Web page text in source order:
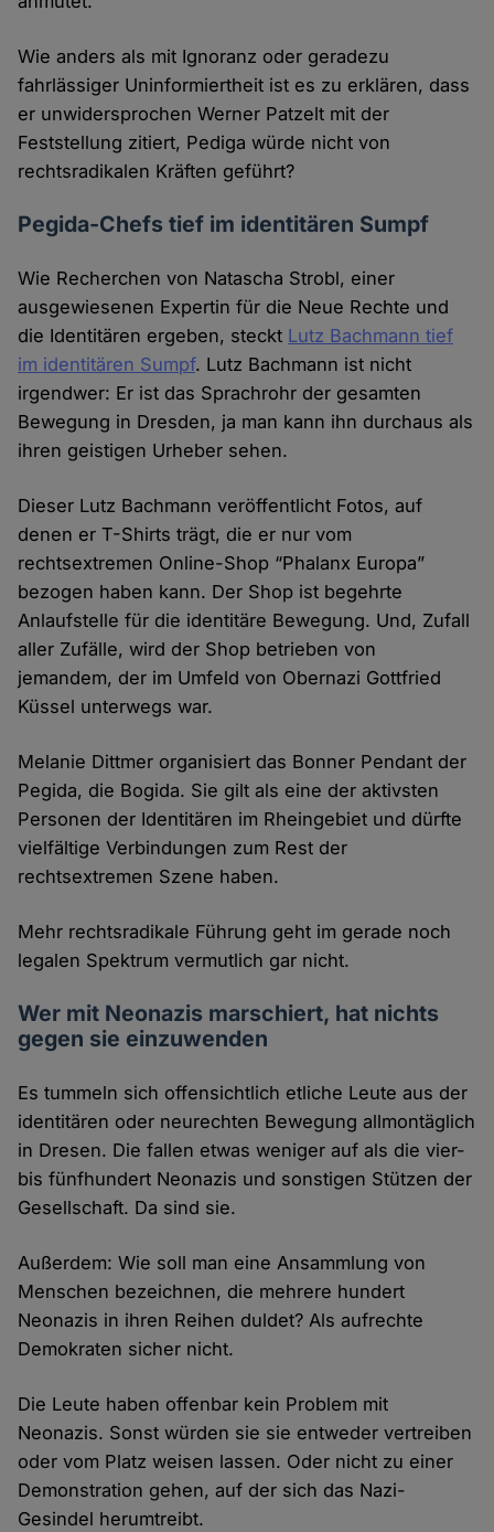
Wie anders als mit Ignoranz oder geradezu
fahrlässiger Uninformiertheit ist es zu erklären, dass
er unwidersprochen Werner Patzelt mit der
Feststellung zitiert, Pediga würde nicht von
rechtsradikalen Kräften geführt?
Pegida-Chefs tief im identitären Sumpf
Wie Recherchen von Natascha Strobl, einer
ausgewiesenen Expertin für die Neue Rechte und
die Identitären ergeben, steckt Lutz Bachmann tief
im identitären Sumpf. Lutz Bachmann ist nicht
irgendwer: Er ist das Sprachrohr der gesamten
Bewegung in Dresden, ja man kann ihn durchaus als
ihren geistigen Urheber sehen.
Dieser Lutz Bachmann veröffentlicht Fotos, auf
denen er T-Shirts trägt, die er nur vom
rechtsextremen Online-Shop “Phalanx Europa”
bezogen haben kann. Der Shop ist begehrte
Anlaufstelle für die identitäre Bewegung. Und, Zufall
aller Zufälle, wird der Shop betrieben von
jemandem, der im Umfeld von Obernazi Gottfried
Küssel unterwegs war.
Melanie Dittmer organisiert das Bonner Pendant der
Pegida, die Bogida. Sie gilt als eine der aktivsten
Personen der Identitären im Rheingebiet und dürfte
vielfältige Verbindungen zum Rest der
rechtsextremen Szene haben.
Mehr rechtsradikale Führung geht im gerade noch
legalen Spektrum vermutlich gar nicht.
Wer mit Neonazis marschiert, hat nichts
gegen sie einzuwenden
Es tummeln sich offensichtlich etliche Leute aus der
identitären oder neurechten Bewegung allmontäglich
in Dresen. Die fallen etwas weniger auf als die vier-
bis fünfhundert Neonazis und sonstigen Stützen der
Gesellschaft. Da sind sie.
Außerdem: Wie soll man eine Ansammlung von
Menschen bezeichnen, die mehrere hundert
Neonazis in ihren Reihen duldet? Als aufrechte
Demokraten sicher nicht.
Die Leute haben offenbar kein Problem mit
Neonazis. Sonst würden sie sie entweder vertreiben
oder vom Platz weisen lassen. Oder nicht zu einer
Demonstration gehen, auf der sich das Nazi-
Gesindel herumtreibt.